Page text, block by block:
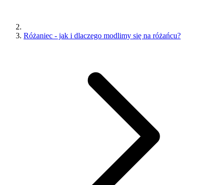
Różaniec - jak i dlaczego modlimy się na różańcu?